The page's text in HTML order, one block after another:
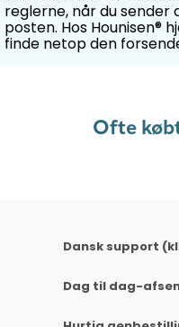
reglerne, når du sender
posten. Hos Hounisen®
finde netop den
Ofte
Dansk support
Dag til dag-